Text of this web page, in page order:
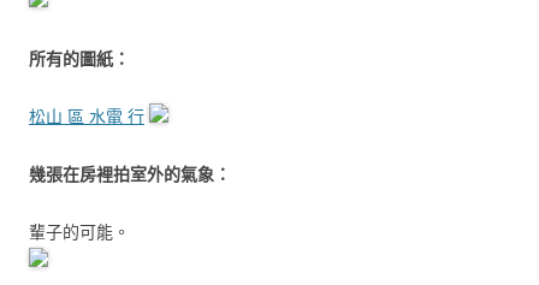
所有的圖紙：
松山 區 水電 行
幾張在房裡拍室外的氣象：
輩子的可能。